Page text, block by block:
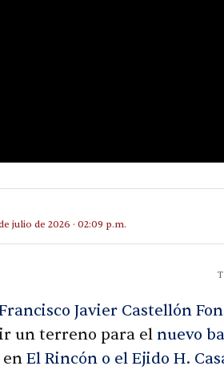
julio de 2026 · 02:09 p.m.
Javier Castellón
un terreno para el nuevo
en El Rincón o el Ejido H.